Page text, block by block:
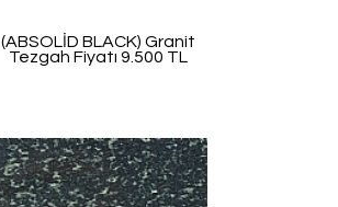
(ABSOLİD BLACK) Granit
Tezgah Fiyatı 9.500 TL